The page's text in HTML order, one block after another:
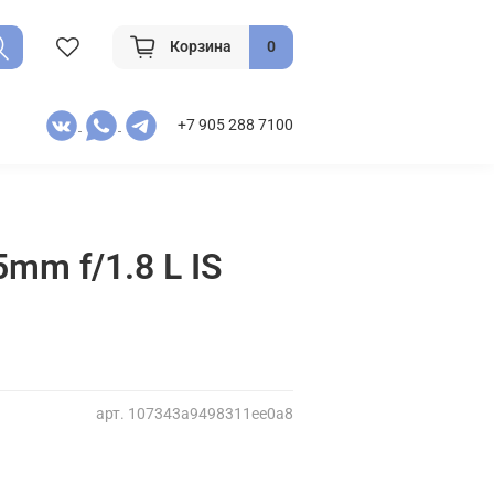
Корзина 0
+7 905 288 7100
арт. 107343a9498311ee0a8
f/1.8 L IS